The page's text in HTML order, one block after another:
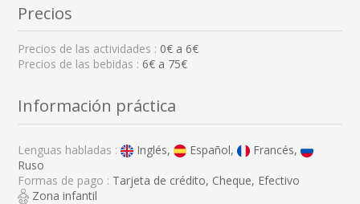
Precios
Precios de las actividades : 0€ a 6€
Precios de las bebidas : 6€ a 75€
Información práctica
Lenguas habladas : Inglés, Español,
Francés,
Ruso
Formas de pago : Tarjeta de crédito, Cheque, Efectivo
Zona infantil